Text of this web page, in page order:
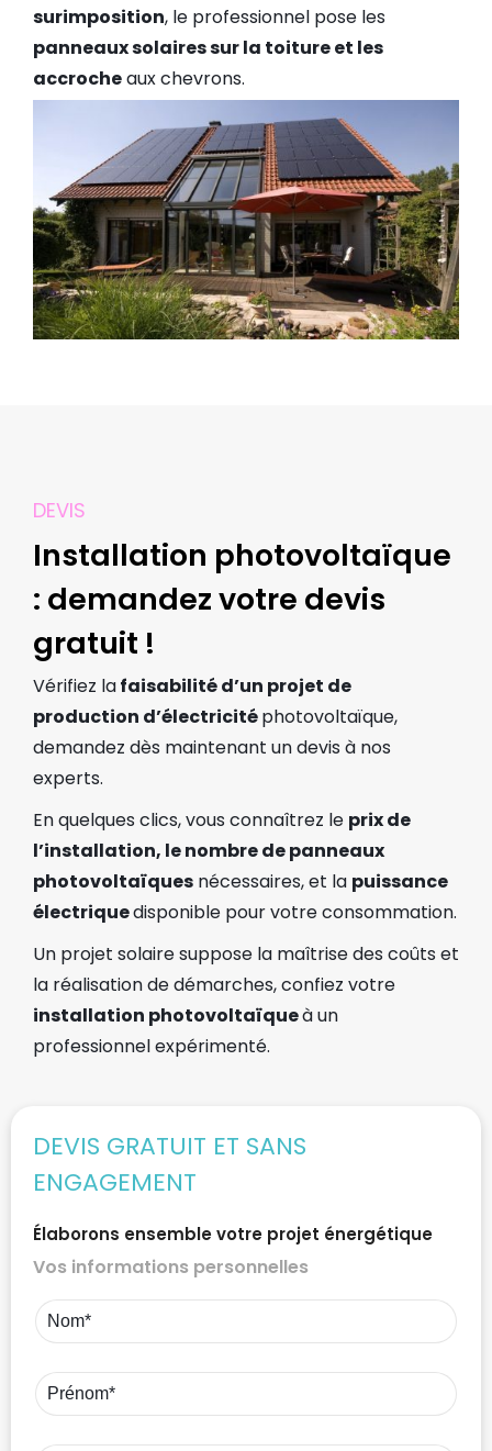
surimposition, le professionnel pose les
panneaux solaires sur la toiture et les
accrocheaux chevrons.
DEVIS
Installation photovoltaïque
: demandez votre devis
gratuit !​
Vérifiez lafaisabilité d’un projet de
production d’électricitéphotovoltaïque,
demandez dès maintenant un devis à nos
experts.
En quelques clics, vous connaîtrez le prix de
l’installation, le nombre de panneaux
photovoltaïques nécessaires, et la puissance
électriquedisponible pour votre consommation.
Un projet solaire suppose la maîtrise des coûts et
la réalisation de démarches, confiez votre
installation photovoltaïqueà un
professionnel expérimenté.
DEVIS GRATUIT ET SANS
ENGAGEMENT
Élaborons ensemble votre projet énergétique
Vos informations personnelles